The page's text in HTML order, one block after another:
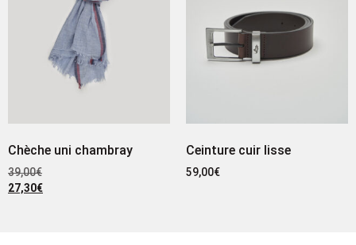
Chèche uni chambray
39,00€
27,30€
Ceinture cuir lisse
59,00€